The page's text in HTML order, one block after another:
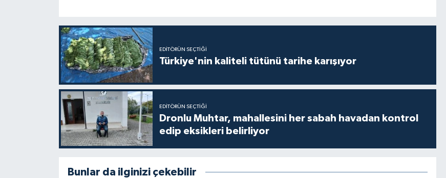
EDITÖRÜN SEÇTIĞI
Türkiye'nin kaliteli tütünü tarihe karışıyor
EDITÖRÜN SEÇTIĞI
Dronlu Muhtar, mahallesini her sabah havadan kontrol
edip eksikleri belirliyor
Bunlar da ilginizi çekebilir